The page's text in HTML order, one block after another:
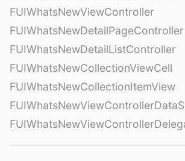
FUIWhatsNewViewController
FUIWhatsNewDetailPageController
FUIWhatsNewDetailListController
FUIWhatsNewCollectionViewCell
FUIWhatsNewCollectionItemView